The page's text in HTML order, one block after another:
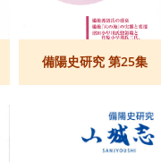
備陽史研究 第25集